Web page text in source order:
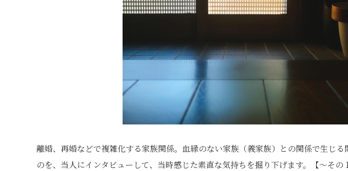
離婚、再婚などで複雑化する家族関係。血縁のない家族（義家族）との関係で生じる
のを、当人にインタビューして、当時感じた素直な気持ちを掘り下げます。【～その